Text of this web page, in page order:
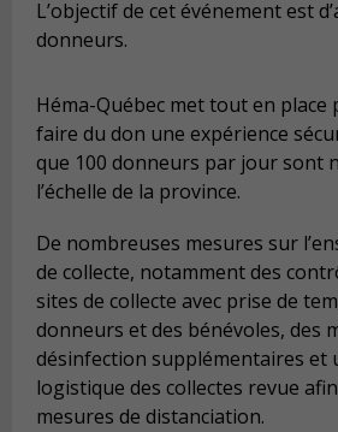
L’objectif de cet événement est
donneurs.
Héma-Québec met tout en
faire du don une expérience
que 100 donneurs par jour sont
l’échelle de la province.
De nombreuses mesures sur
de collecte, notamment des
sites de collecte avec prise de
donneurs et des bénévoles, des
désinfection supplémentaires et
logistique des collectes revue
mesures de distanciation.